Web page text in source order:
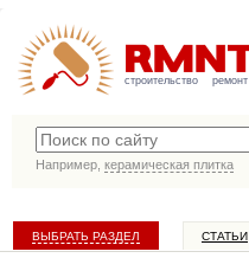
строительство ремонт
Например, керамическая плитка
ВЫБРАТЬ РАЗДЕЛ СТАТЬИ